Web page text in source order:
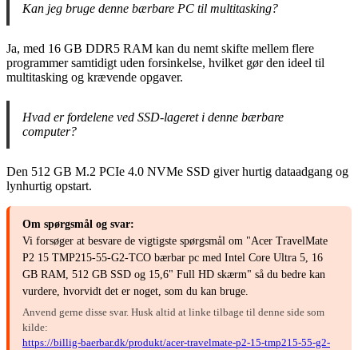
Kan jeg bruge denne bærbare PC til multitasking?
Ja, med 16 GB DDR5 RAM kan du nemt skifte mellem flere
programmer samtidigt uden forsinkelse, hvilket gør den ideel til
multitasking og krævende opgaver.
Hvad er fordelene ved SSD-lageret i denne bærbare
computer?
Den 512 GB M.2 PCIe 4.0 NVMe SSD giver hurtig dataadgang og
lynhurtig opstart.
Om spørgsmål og svar:
Vi forsøger at besvare de vigtigste spørgsmål om "Acer TravelMate
P2 15 TMP215-55-G2-TCO bærbar pc med Intel Core Ultra 5, 16
GB RAM, 512 GB SSD og 15,6" Full HD skærm" så du bedre kan
vurdere, hvorvidt det er noget, som du kan bruge.
Anvend gerne disse svar. Husk altid at linke tilbage til denne side som
kilde:
https://billig-baerbar.dk/produkt/acer-travelmate-p2-15-tmp215-55-g2-